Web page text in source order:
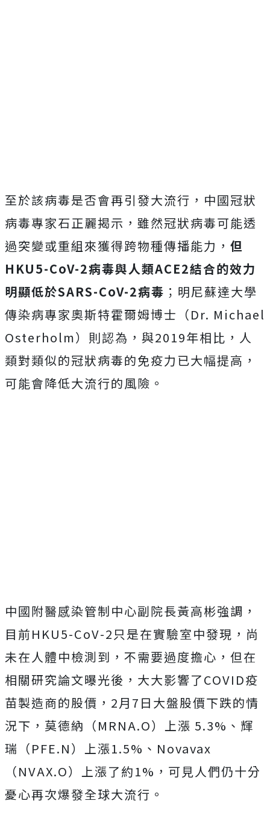
至於該病毒是否會再引發大流行，中國冠狀
病毒專家石正麗揭示，雖然冠狀病毒可能透
過突變或重組來獲得跨物種傳播能力， 但
HKU5-CoV-2病毒與人類ACE2結合的效力
明顯低於SARS-CoV-2病毒 ；明尼蘇達大學
傳染病專家奧斯特霍爾姆博士（Dr. Michael
Osterholm）則認為，與2019年相比，人
類對類似的冠狀病毒的免疫力已大幅提高，
可能會降低大流行的風險。
中國附醫感染管制中心副院長黃高彬強調，
目前HKU5-CoV-2只是在實驗室中發現，尚
未在人體中檢測到，不需要過度擔心，但在
相關研究論文曝光後，大大影響了COVID疫
苗製造商的股價，2月7日大盤股價下跌的情
況下，莫德納（MRNA.O）上漲 5.3%、輝
瑞（PFE.N）上漲1.5%、Novavax
（NVAX.O）上漲了約1%，可見人們仍十分
憂心再次爆發全球大流行。